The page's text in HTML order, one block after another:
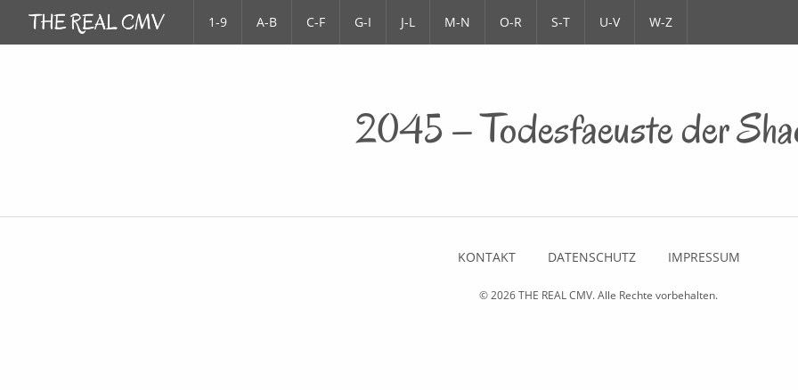
1-9 A-B C-F G-I J-L M-N O-R S-T U-V W-Z
2045 – Todesfaeuste der
KONTAKT DATENSCHUTZ IMPRESSUM
© 2026THE REAL CMV. Alle Rechte vorbehalten.